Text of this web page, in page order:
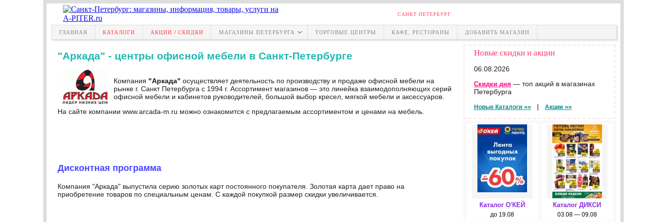
САНКТ-ПЕТЕРБУРГ
ГЛАВНАЯ КАТАЛОГИ АКЦИИ / СКИДКИ МАГАЗИНЫ ПЕТЕРБУРГА ТОРГОВЫЕ ЦЕНТРЫ КАФЕ, РЕСТОРАНЫ ДОБАВИТЬ МАГАЗИН
"Аркада" - центры офисной мебели в Санкт-Петербурге
Компания "Аркада" осуществляет деятельность по производству и продаже офисной мебели на
рынке г. Санкт Петербурга с 1994 г. Ассортимент магазинов — это линейка взаимодополняющих серий
офисной мебели и кабинетов руководителей, большой выбор кресел, мягкой мебели и аксессуаров.
На сайте компании www.arcada-m.ru можно ознакомится с предлагаемым ассортиментом и ценами на мебель.
Дисконтная программа
Компания "Аркада" выпустила серию золотых карт постоянного покупателя. Золотая карта дает право на
приобретение товаров по специальным ценам. С каждой покупкой размер скидки увеличивается.
Новые скидки и акции
06.08.2026
Скидки дня — топ акций в магазинах
Петербурга
Новые Каталоги »» | Акции »»
Каталог О'КЕЙ
до 19.08
Каталог ДИКСИ
03.08 — 09.08